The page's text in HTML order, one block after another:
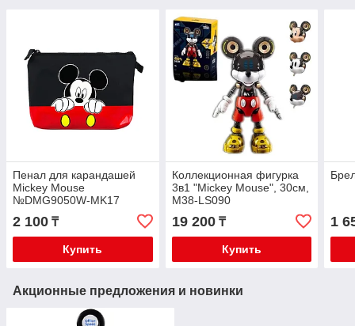
Пенал для карандашей
Mickey Mouse
№DMG9050W-MK17
2 100 ₸
Купить
Коллекционная фигурка
3в1 "Mickey Mouse", 30см,
M38-LS090
19 200₸
Купить
1
Акционные предложения и новинки